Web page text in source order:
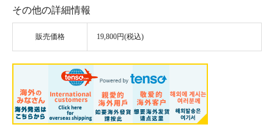
その他の詳細情報
販売価格 19,800円(税込)